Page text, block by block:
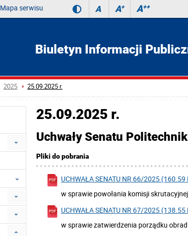
Mapa serwisu A A+ A++
Biuletyn Informacji
2025 25.09.2025 r.
25.09.2025 r.
Uchwały Senatu
Pliki do pobrania
UCHWAŁA SENATU NR 66/2025 (160.59
w sprawie powołania komisji
UCHWAŁA SENATU NR 67/2025 (138.55
w sprawie zatwierdzenia porządku